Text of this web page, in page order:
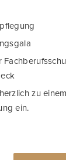
zu
ein.